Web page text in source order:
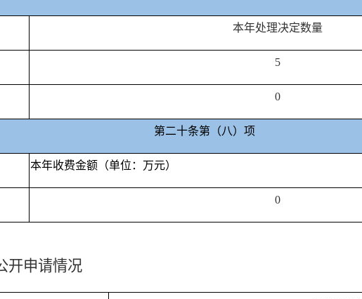
本年处理决定数量
5
0
第二十条第（八）项
本年收费金额（单位：万元）
0
开申请情况